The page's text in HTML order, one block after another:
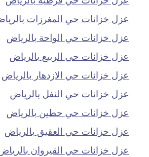
عزل خزانات حي المغرزات
عزل خزانات حي الواحة بالرياض
عزل خزانات حي الربيع بالرياض
عزل خزانات حي الازدهار بالرياض
عزل خزانات حي النفل بالرياض
عزل خزانات حي حطين بالرياض
عزل خزانات حي العقيق بالرياض
عزل خزانات حي القيروان